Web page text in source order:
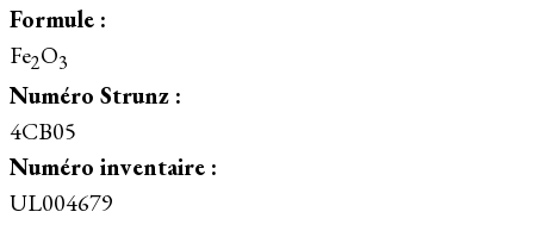
Formule :
Fe2O3
Numéro Strunz :
4CB05
Numéro inventaire :
UL004679